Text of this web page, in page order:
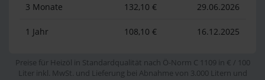
3 Monate 132,10 € 29.06.2026
1 Jahr 108,10 € 16.12.2025
Preise für Heizöl in Standardqualität nach Ö-Norm C 1109 in € / 100
Liter inkl. MwSt. und Lieferung bei Abnahme von 3.000 Litern und